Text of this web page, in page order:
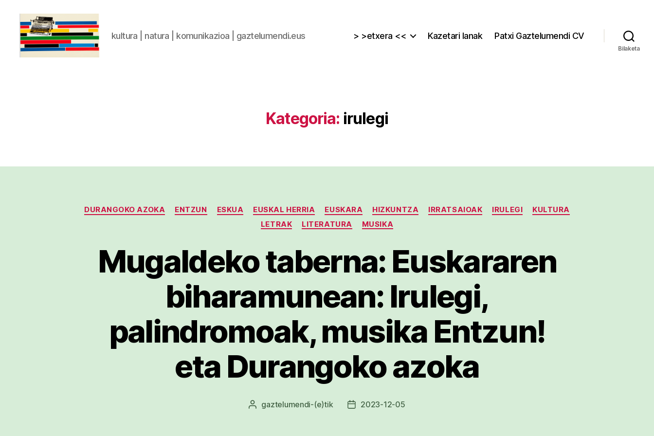
kultura | natura | komunikazioa | gaztelumendi.eus > >etxera << Kazetari lanak Patxi Gaztelumendi CV
Bilaketa
Kategoria: irulegi
Kategoriak
DURANGOKO AZOKA ENTZUN ESKUA EUSKAL HERRIA EUSKARA HIZKUNTZA IRRATSAIOAK IRULEGI
KULTURA
LETRAK
LITERATURA MUSIKA
Mugaldeko taberna: Euskararen
biharamunean: Irulegi,
palindromoak, musika Entzun!
eta Durangoko azoka
Argitalpenaren
gaztelumendi-(e)tik
Argitalpenaren
2023-12-05